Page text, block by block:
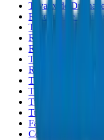
Tuyaux de
Raccords de
Tuyaux PVC Haute
Raccords PVC
Raccords PVC SCH
Tuyaux de Gaine
Raccords de Gaine
Tuyaux Conduit
Tuyaux PP-R
Tuyaux HDPE
Tuyaux PEX
Fabrications et
Colles et Solvants